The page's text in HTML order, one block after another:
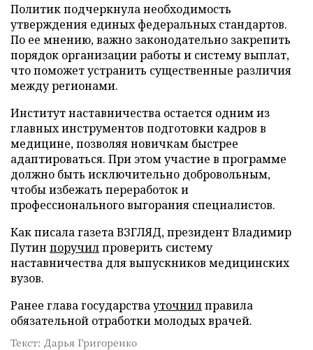
Политик подчеркнула необходимость
утверждения единых федеральных стандартов.
По ее мнению, важно законодательно закрепить
порядок организации работы и систему выплат,
что поможет устранить существенные различия
между регионами.
Институт наставничества остается одним из
главных инструментов подготовки кадров в
медицине, позволяя новичкам быстрее
адаптироваться. При этом участие в программе
должно быть исключительно добровольным,
чтобы избежать переработок и
профессионального выгорания специалистов.
Как писала газета ВЗГЛЯД, президент Владимир
Путин поручилпроверить систему
наставничества для выпускников медицинских
вузов.
Ранее глава государствауточнилправила
обязательной отработки молодых врачей.
Текст: Дарья Григоренко